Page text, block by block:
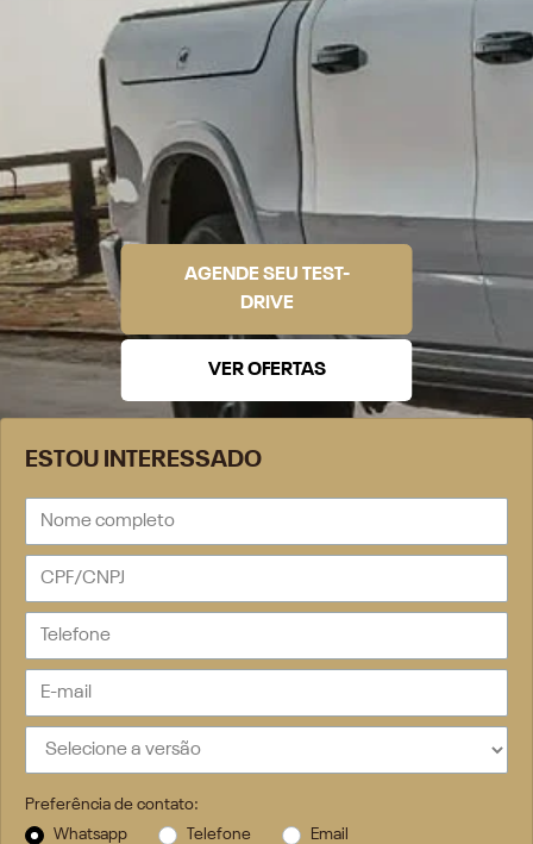
ESTOU INTERESSADO
Preferência de contato:
Whatsapp
Telefone Email
AGENDE SEU TEST-
DRIVE
VER OFERTAS